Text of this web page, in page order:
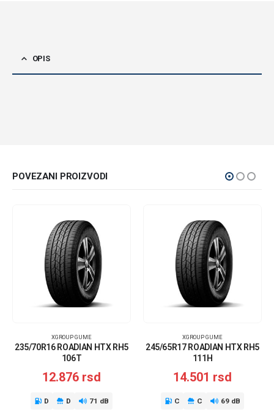
OPIS
POVEZANI PROIZVODI
XGROUP GUME
235/70R16 ROADIAN HTX RH5
106T
12.876 rsd
D D 71 dB
XGROUP GUME
245/65R17 ROADIAN HTX RH5
111H
14.501 rsd
C C 69 dB